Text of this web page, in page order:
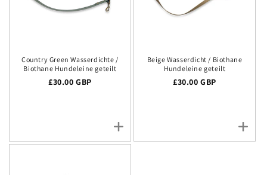
Country Green Wasserdichte /
Biothane Hundeleine geteilt
Regulärer Preis
£30.00 GBP
Beige Wasserdicht / Biothane
Hundeleine geteilt
Regulärer Preis
£30.00 GBP